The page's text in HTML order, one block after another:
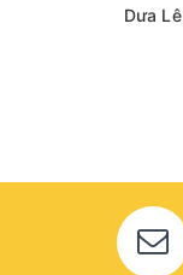
Dưa